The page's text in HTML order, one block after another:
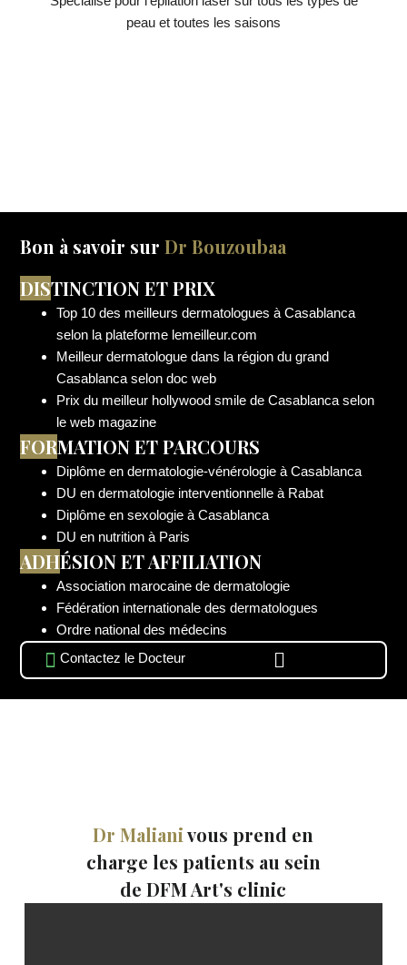
peau et toutes les saisons
Bon à savoir surDr Bouzoubaa
DISTINCTION ET PRIX
Top 10 des meilleurs dermatologues à Casablanca
selon la plateforme lemeilleur.com
Meilleur dermatologue dans la région du grand
Casablanca selon doc web
Prix du meilleur hollywood smile de Casablanca selon
le web magazine
FORMATION ET PARCOURS
Diplôme en dermatologie-vénérologie à Casablanca
DU en dermatologie interventionnelle à Rabat
Diplôme en sexologie à Casablanca
DU en nutrition à Paris
ADHÉSION ET AFFILIATION
Association marocaine de dermatologie
Fédération internationale des dermatologues
Ordre national des médecins
Contactez le Docteur
Dr Malianivous prend en
charge les patients au sein
de DFM Art's clinic